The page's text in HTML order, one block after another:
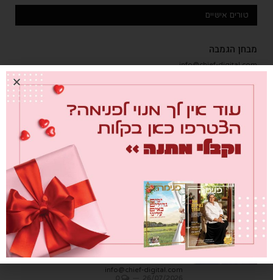
טורים אישיים
מבחן הגמבה
info@chief-digital.com
26/07/2026
0
מחברת לבבות
info@chief-digital.com
26/07/2026
0
info@chief-digital.com
26/07/2026
"העבודה האמיתית היא לא לחפש אחדות
מלאכותית, אלא ללמוד איך לחיות כאן יחד,
אחד ליד השני, עם הוויכוחים"
info@chief-digital.com